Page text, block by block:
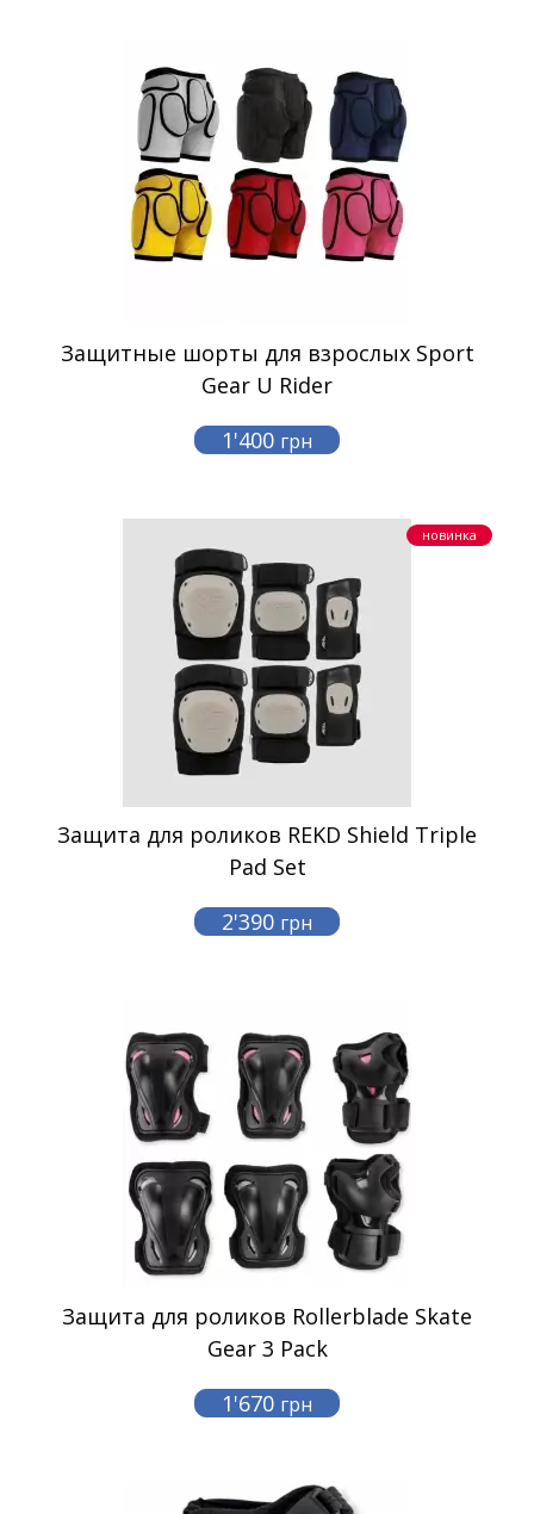
Защитные шорты для взрослых Sport
Gear U Rider
1'400 грн
новинка
Защита для роликов REKD Shield Triple
Pad Set
2'390 грн
Защита для роликов Rollerblade Skate
Gear 3 Pack
1'670 грн